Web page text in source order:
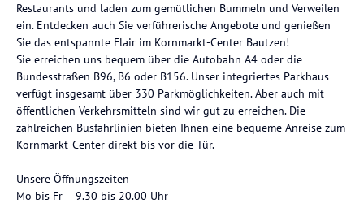
Restaurants und laden zum gemütlichen Bummeln und Verweilen
ein. Entdecken auch Sie verführerische Angebote und genießen
Sie das entspannte Flair im Kornmarkt-Center Bautzen!
Sie erreichen uns bequem über die Autobahn A4 oder die
Bundesstraßen B96, B6 oder B156. Unser integriertes Parkhaus
verfügt insgesamt über 330 Parkmöglichkeiten. Aber auch mit
öffentlichen Verkehrsmitteln sind wir gut zu erreichen. Die
zahlreichen Busfahrlinien bieten Ihnen eine bequeme Anreise zum
Kornmarkt-Center direkt bis vor die Tür.
Unsere Öffnungszeiten
Mo bis Fr 9.30 bis 20.00 Uhr